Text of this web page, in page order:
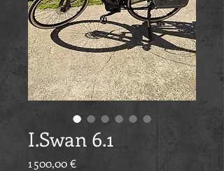
I.Swan 6.1
1 500,00 €Prix